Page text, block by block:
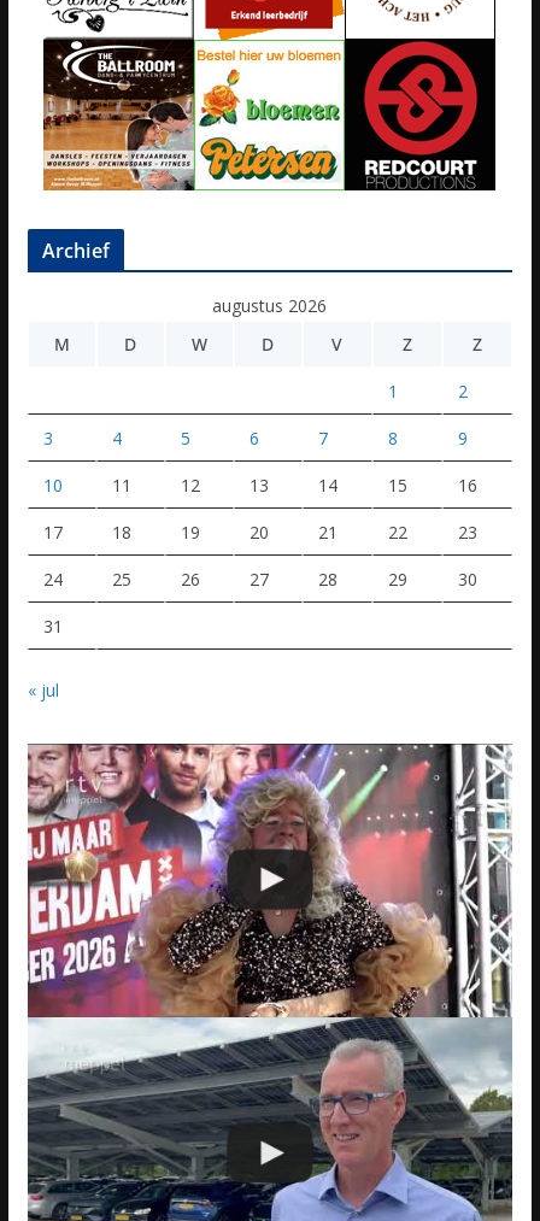
Archief
augustus 2026
M
D W D V Z Z
1 2
3 4 5 6 7 8 9
10 11 12 13 14 15 16
17 18 19 20 21 22 23
24 25 26 27 28 29 30
31
« jul